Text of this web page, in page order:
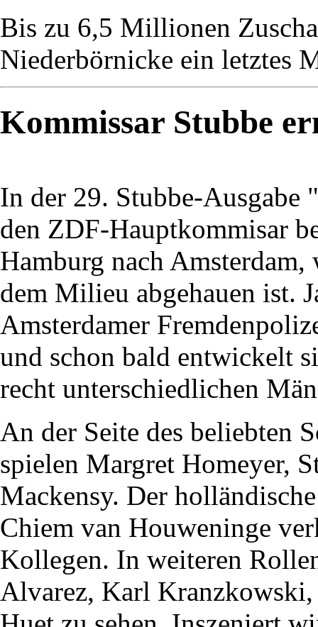
Bis zu 6,5 Millionen
Niederbörnicke ein letztes
Kommissar Stubbe
In der 29. Stubbe-Ausgabe
den ZDF-Hauptkommisar
Hamburg nach
dem Milieu abgehauen ist.
Amsterdamer
und schon bald entwickelt
recht unterschiedlichen
An der Seite des beliebten
spielen Margret Homeyer,
Mackensy. Der
Chiem van Houweninge
Kollegen. In weiteren
Alvarez, Karl